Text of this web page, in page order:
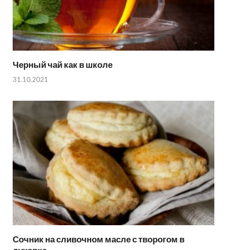
Черный чай как в школе
31.10.2021
Сочник на сливочном масле с творогом в